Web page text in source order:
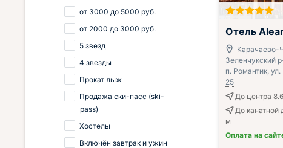
Завтрак включён
Отель
Карачаево-
Зеленчукский
п. Романтик, ул.
25
До центра
До канатной
м
Оплата на
от 3000 до 5000 руб.
от 2000 до 3000 руб.
5 звезд
4 звезды
Прокат лыж
Продажа ски-пасс (ski-
pass)
Хостелы
Включён завтрак и ужин